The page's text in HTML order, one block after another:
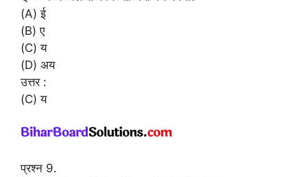
(A) ई
(B) ए
(C) य
(D) अय
उत्तर :
(C) य
प्रश्न 9.